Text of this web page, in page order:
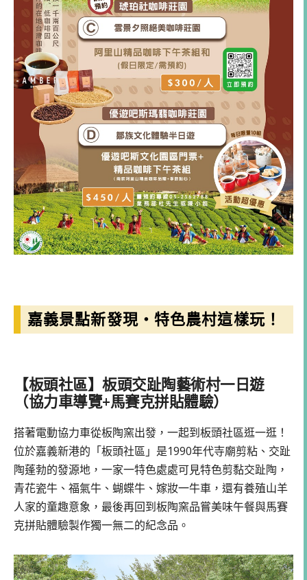
嘉義景點新發現・特色農村這樣玩！
【板頭社區】板頭交趾陶藝術村一日遊
（協力車導覽+馬賽克拼貼體驗）
搭著電動協力車從板陶窯出發，一起到板頭社區逛一逛！
位於嘉義新港的「板頭社區」是1990年代寺廟剪粘、交趾
陶蓬勃的發源地，一家一特色處處可見特色剪黏交趾陶，
青花瓷牛、福氣牛、蝴蝶牛、嫁妝一牛車，還有養殖山羊
人家的童趣意象，最後再回到板陶窯品嘗美味午餐與馬賽
克拼貼體驗製作獨一無二的紀念品。